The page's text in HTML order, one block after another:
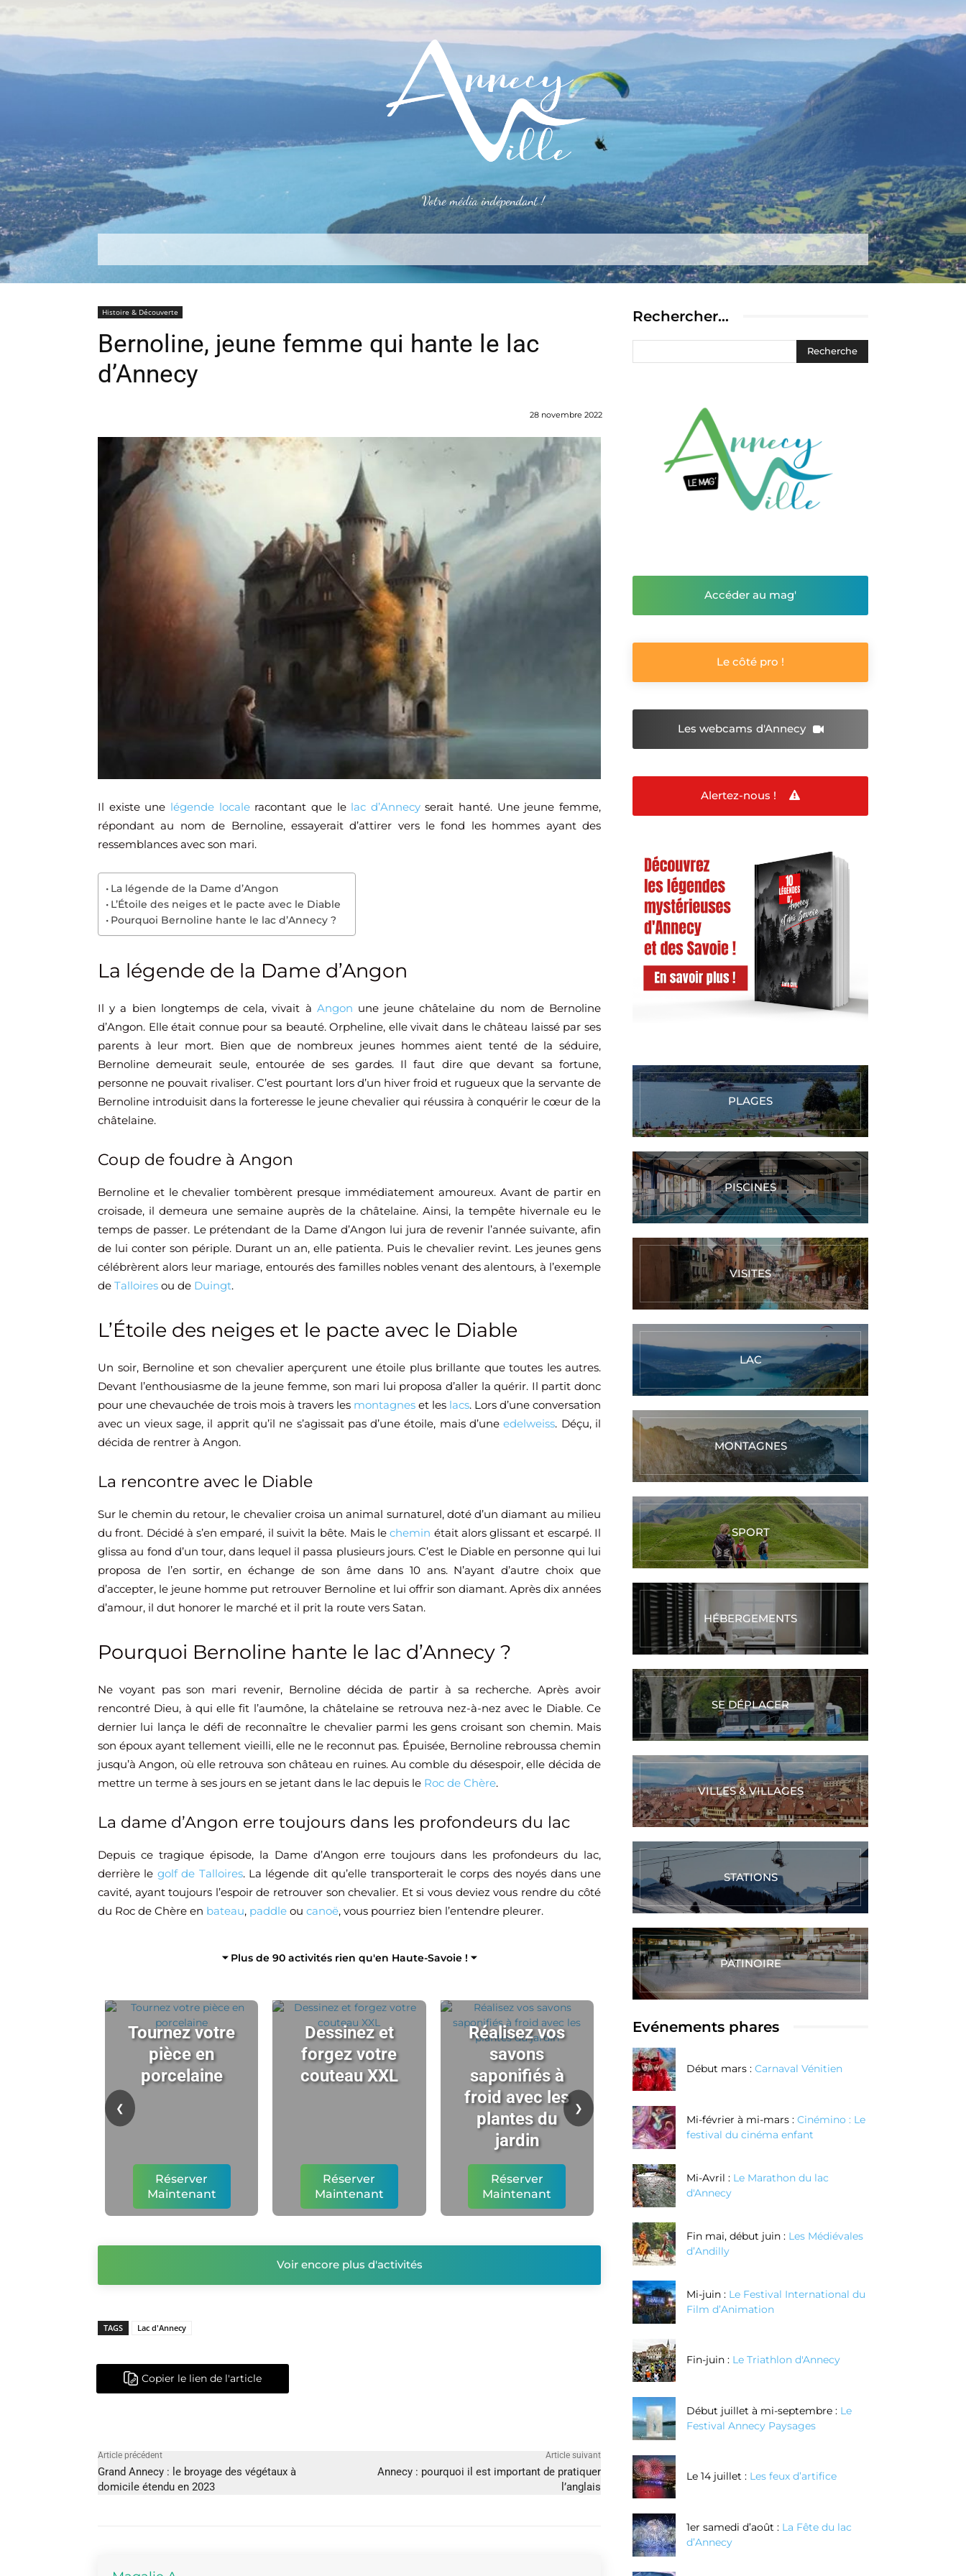
Votre média indépendant !
Alertez-nous Plus
Histoire & Découverte
Bernoline, jeune femme qui hante le lac
d’Annecy
28 novembre 2022
Il existe une légende localeracontant que le lac d’Annecyserait hanté. Une jeune femme,
répondant au nom de Bernoline, essayerait d’attirer vers le fond les hommes ayant des
ressemblances avec son mari.
La légende de la Dame d’Angon
L’Étoile des neiges et le pacte avec le Diable
Pourquoi Bernoline hante le lac d’Annecy ?
La légende de la Dame d’Angon
Il y a bien longtemps de cela, vivait à Angon une jeune châtelaine du nom de Bernoline
d’Angon. Elle était connue pour sa beauté. Orpheline, elle vivait dans le château laissé par ses
parents à leur mort. Bien que de nombreux jeunes hommes aient tenté de la séduire,
Bernoline demeurait seule, entourée de ses gardes. Il faut dire que devant sa fortune,
personne ne pouvait rivaliser. C’est pourtant lors d’un hiver froid et rugueux que la servante de
Bernoline introduisit dans la forteresse le jeune chevalier qui réussira à conquérir le cœur de la
châtelaine.
Coup de foudre à Angon
Bernoline et le chevalier tombèrent presque immédiatement amoureux. Avant de partir en
croisade, il demeura une semaine auprès de la châtelaine. Ainsi, la tempête hivernale eu le
temps de passer. Le prétendant de la Dame d’Angon lui jura de revenir l’année suivante, afin
de lui conter son périple. Durant un an, elle patienta. Puis le chevalier revint. Les jeunes gens
célébrèrent alors leur mariage, entourés des familles nobles venant des alentours, à l’exemple
de Talloires ou de Duingt.
L’Étoile des neiges et le pacte avec le Diable
Un soir, Bernoline et son chevalier aperçurent une étoile plus brillante que toutes les autres.
Devant l’enthousiasme de la jeune femme, son mari lui proposa d’aller la quérir. Il partit donc
pour une chevauchée de trois mois à travers les montagnes et les lacs. Lors d’une conversation
avec un vieux sage, il apprit qu’il ne s’agissait pas d’une étoile, mais d’uneedelweiss. Déçu, il
décida de rentrer à Angon.
La rencontre avec le Diable
Sur le chemin du retour, le chevalier croisa un animal surnaturel, doté d’un diamant au milieu
du front. Décidé à s’en emparé, il suivit la bête. Mais lechemin était alors glissant et escarpé. Il
glissa au fond d’un tour, dans lequel il passa plusieurs jours. C’est le Diable en personne qui lui
proposa de l’en sortir, en échange de son âme dans 10 ans. N’ayant d’autre choix que
d’accepter, le jeune homme put retrouver Bernoline et lui offrir son diamant. Après dix années
d’amour, il dut honorer le marché et il prit la route vers Satan.
Pourquoi Bernoline hante le lac d’Annecy ?
Ne voyant pas son mari revenir, Bernoline décida de partir à sa recherche. Après avoir
rencontré Dieu, à qui elle fit l’aumône, la châtelaine se retrouva nez-à-nez avec le Diable. Ce
dernier lui lança le défi de reconnaître le chevalier parmi les gens croisant son chemin. Mais
son époux ayant tellement vieilli, elle ne le reconnut pas. Épuisée, Bernoline rebroussa chemin
jusqu’à Angon, où elle retrouva son château en ruines. Au comble du désespoir, elle décida de
mettre un terme à ses jours en se jetant dans le lac depuis le Roc de Chère.
La dame d’Angon erre toujours dans les profondeurs du lac
Depuis ce tragique épisode, la Dame d’Angon erre toujours dans les profondeurs du lac,
derrière le golf de Talloires. La légende dit qu’elle transporterait le corps des noyés dans une
cavité, ayant toujours l’espoir de retrouver son chevalier. Et si vous deviez vous rendre du côté
du Roc de Chère en bateau, paddle ou canoë, vous pourriez bien l’entendre pleurer.
⏷ Plus de 90 activités rien qu'en Haute-Savoie ! ⏷
Tournez votre
pièce en
porcelaine
Réserver
Maintenant
Dessinez et
forgez votre
couteau XXL
Réserver
Maintenant
Réalisez vos
savons
saponifiés à
froid avec les
plantes du
jardin
Réserver
Maintenant
Réalisez vos
couteaux au
choix grâce à la
technique de
l'enlèvement de
matière
Réserver
Maintenant
argent texturé
Réserver
❮ ❯
Voir encore plus d'activités
TAGS Lac d'Annecy
Copier le lien de l'article
Article précédent
Grand Annecy : le broyage des végétaux à
domicile étendu en 2023
Article suivant
Annecy : pourquoi il est important de pratiquer
l’anglais
Rechercher…
Accéder au mag'
Le côté pro !
Les webcams d'Annecy
Alertez-nous !
PLAGES
PISCINES
VISITES
LAC
MONTAGNES
SPORT
HÉBERGEMENTS
SE DÉPLACER
VILLES & VILLAGES
STATIONS
PATINOIRE
Evénements phares
Début mars : Carnaval Vénitien
Mi-février à mi-mars : Cinémino : Le
festival du cinéma enfant
Mi-Avril : Le Marathon du lac
d'Annecy
Fin mai, début juin : Les Médiévales
d’Andilly
Mi-juin : Le Festival International du
Film d’Animation
Fin-juin : Le Triathlon d'Annecy
Début juillet à mi-septembre : Le
Festival Annecy Paysages
Le 14 juillet : Les feux d’artifice
1er samedi d’août : La Fête du lac
d’Annecy